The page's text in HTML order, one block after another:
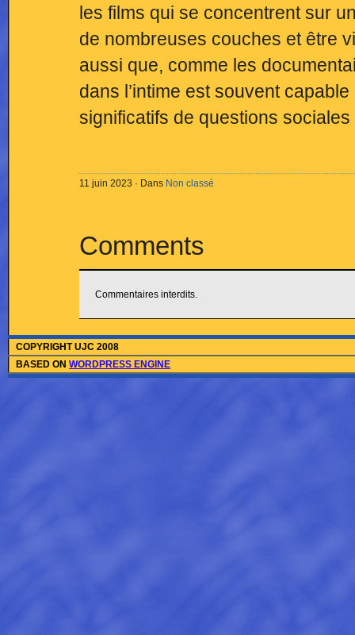
les films qui se concentrent sur
de nombreuses couches et être
aussi que, comme les
dans l’intime est souvent
significatifs de questions
11 juin 2023 · Dans Non classé
Comments
Commentaires interdits.
COPYRIGHT UJC 2008
BASED ON WORDPRESS ENGINE